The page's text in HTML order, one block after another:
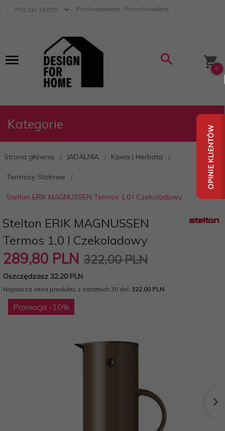
currency_h Porównywarka Przechowalnia
0
Kategorie
Strona główna JADALNIA Kawa | Herbata
Termosy Stołowe
Stelton ERIK MAGNUSSEN Termos 1,0 l Czekoladowy
Stelton ERIK MAGNUSSEN
Termos 1,0 l Czekoladowy
289,80 PLN 322,00 PLN
Oszczędzasz 32.20 PLN
Najniższa cena produktu z ostatnich 30 dni: 322.00 PLN
Promocja -10%